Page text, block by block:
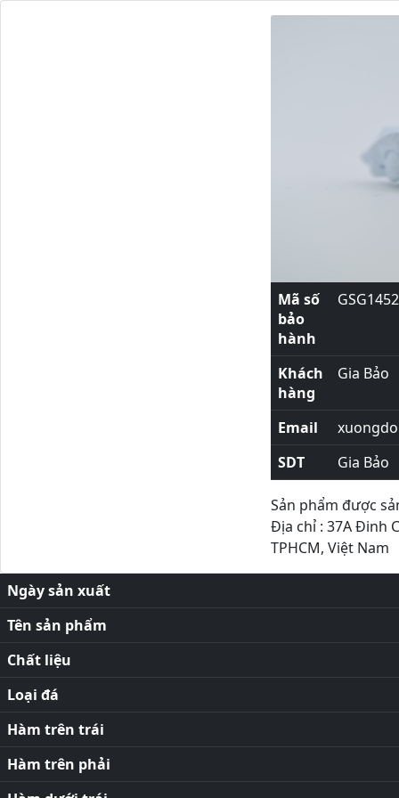
Mã số
bảo
hành
GSG1452
Khách
hàng
Gia Bảo
Email
SDT
Gia Bảo
Sản phẩm được
Địa chỉ : 37A Đinh
TPHCM, Việt Nam
Ngày sản xuất
Tên sản phẩm
Chất liệu
Loại đá
Hàm trên trái
Hàm trên phải